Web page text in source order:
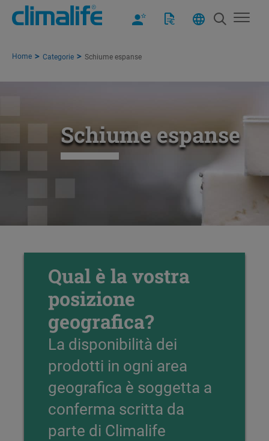
Home Categorie Schiume espanse
Schiume espanse
Qual è la vostra
posizione
geografica?
La disponibilità dei
prodotti in ogni area
geografica è soggetta a
conferma scritta da
parte di Climalife